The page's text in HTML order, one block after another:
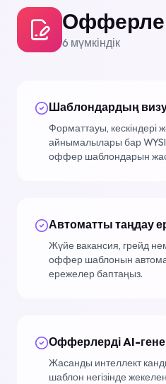
6 мүмкіндік
Шаблондардың
Форматтауы, кескіндері
айнымалылары бар
оффер шаблондарын
Автоматты таңдау
Жүйе вакансия, грейд
оффер шаблонын
ережелер баптаңыз.
Офферлерді AI-
Жасанды интеллект
шаблон негізінде